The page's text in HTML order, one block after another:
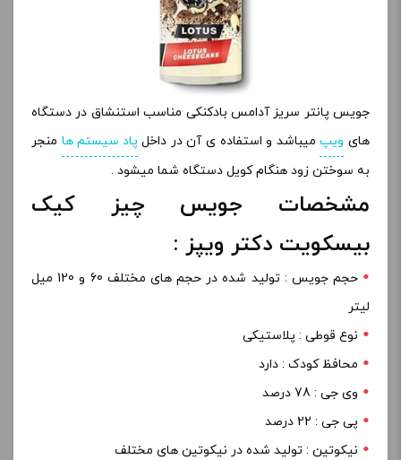
جویس پانتر سریز آدامس بادکنکی مناسب استنشاق در دستگاه
های ویپمیباشد و استفاده ی آن در داخل پاد سیستم ها منجر
به سوختن زود هنگام کویل دستگاه شما میشود .
مشخصات جویس چیز کیک
بیسکویت دکتر ویپز :
حجم جویس : تولید شده در حجم های مختلف 60 و 120 میل
لیتر
نوع قوطی : پلاستیکی
محافظ کودک : دارد
وی جی : 78 درصد
پی جی : 22 درصد
نیکوتین : تولید شده در نیکوتین های مختلف